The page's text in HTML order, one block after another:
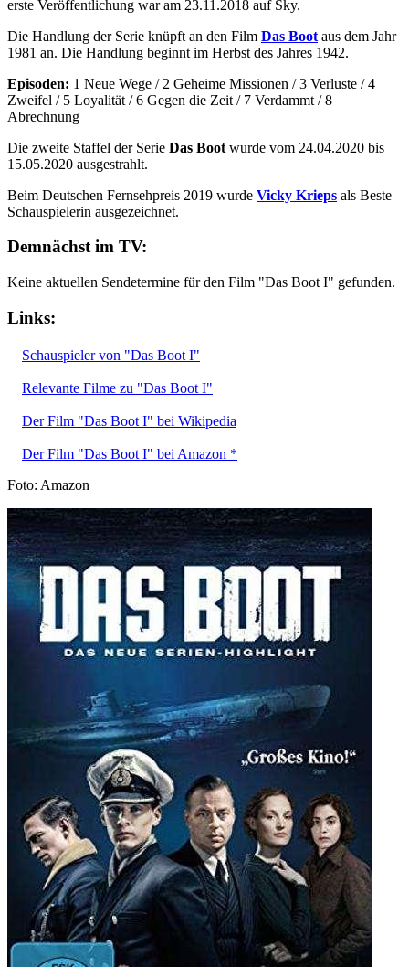
erste Veröffentlichung war am 23.11.2018 auf Sky.
Die Handlung der Serie knüpft an den Film Das Boot aus dem Jahr
1981 an. Die Handlung beginnt im Herbst des Jahres 1942.
Episoden: 1 Neue Wege / 2 Geheime Missionen / 3 Verluste / 4
Zweifel / 5 Loyalität / 6 Gegen die Zeit / 7 Verdammt / 8
Abrechnung
Die zweite Staffel der Serie Das Boot wurde vom 24.04.2020 bis
15.05.2020 ausgestrahlt.
Beim Deutschen Fernsehpreis 2019 wurde Vicky Krieps als Beste
Schauspielerin ausgezeichnet.
Demnächst im TV:
Keine aktuellen Sendetermine für den Film "Das Boot I" gefunden.
Links:
Schauspieler von "Das Boot I"
Relevante Filme zu "Das Boot I"
Der Film "Das Boot I" bei Wikipedia
Der Film "Das Boot I" bei Amazon *
Foto: Amazon